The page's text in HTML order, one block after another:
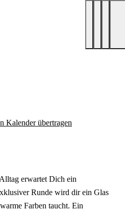
Kalender übertragen
erwartet Dich ein
Runde wird dir ein Glas
Farben taucht. Ein